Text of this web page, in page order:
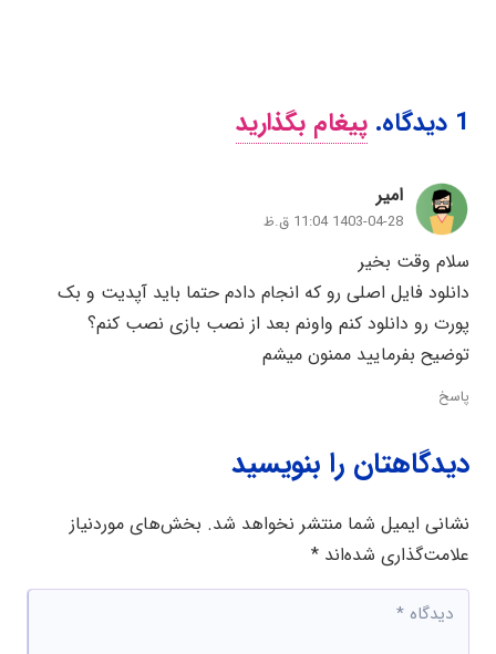
1 دیدگاه. پیغام بگذارید
امیر
1403-04-28 11:04 ق.ظ
سلام وقت بخیر
دانلود فایل اصلی رو که انجام دادم حتما باید آپدیت و بک
پورت رو دانلود کنم واونم بعد از نصب بازی نصب کنم؟
توضیح بفرمایید ممنون میشم
پاسخ
دیدگاهتان را بنویسید
نشانی ایمیل شما منتشر نخواهد شد. بخش‌های موردنیاز
علامت‌گذاری شده‌اند *